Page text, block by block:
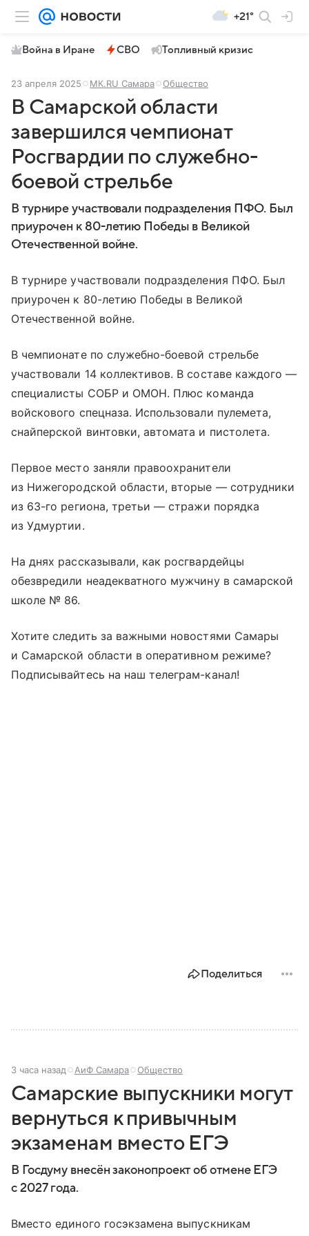
+21°
Война в Иране СВО Топливный кризис
23 апреля 2025 МК.RU Самара Общество
В Самарской области
завершился чемпионат
Росгвардии по служебно-
боевой стрельбе
В турнире участвовали подразделения ПФО. Был
приурочен к 80-летию Победы в Великой
Отечественной войне.
В турнире участвовали подразделения ПФО. Был
приурочен к 80-летию Победы в Великой
Отечественной войне.
В чемпионате по служебно-боевой стрельбе
участвовали 14 коллективов. В составе каждого —
специалисты СОБР и ОМОН. Плюс команда
войскового спецназа. Использовали пулемета,
снайперской винтовки, автомата и пистолета.
Первое место заняли правоохранители
из Нижегородской области, вторые — сотрудники
из 63-го региона, третьи — стражи порядка
из Удмуртии.
На днях рассказывали, как росгвардейцы
обезвредили неадекватного мужчину в самарской
школе № 86.
Хотите следить за важными новостями Самары
и Самарской области в оперативном режиме?
Подписывайтесь на наш телеграм-канал!
Поделиться
3 часа назад АиФ Самара Общество
Самарские выпускники могут
вернуться к привычным
экзаменам вместо ЕГЭ
В Госдуму внесён законопроект об отмене ЕГЭ
с 2027 года.
Вместо единого госэкзамена выпускникам